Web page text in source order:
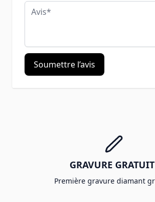
Avis
Soumettre l’avis
GRAVURE
Première gravure diamant